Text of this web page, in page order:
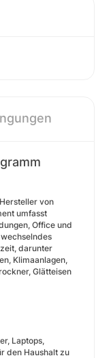
von
umfasst
Office und
darunter
Klimaanlagen,
Glätteisen
Laptops,
den Haushalt zu